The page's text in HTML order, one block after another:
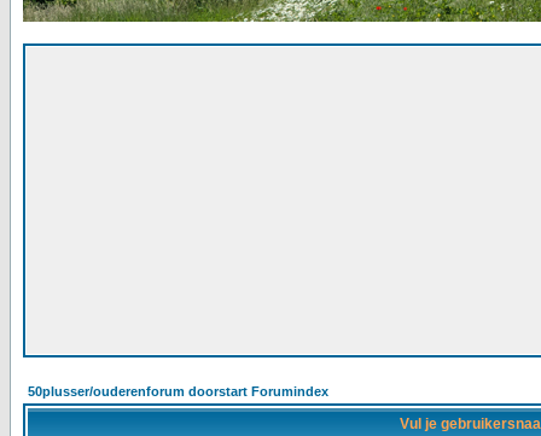
50plusser/ouderenforum doorstart Forumindex
Vul je